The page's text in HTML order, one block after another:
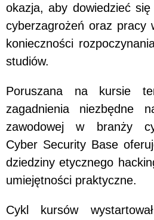
okazja, aby dowiedzieć
cyberzagrożeń oraz pracy
konieczności
studiów.
Poruszana na kursie
zagadnienia niezbędne
zawodowej w branży
Cyber Security Base
dziedziny etycznego
umiejętności praktyczne.
Cykl kursów